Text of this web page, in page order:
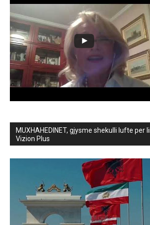
MUXHAHEDINET, gjysme shekulli lufte per
Vizion Plus